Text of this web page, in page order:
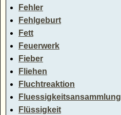
Fehler
Fehlgeburt
Fett
Feuerwerk
Fieber
Fliehen
Fluchtreaktion
Fluessigkeitsansammlung
Flüssigkeit